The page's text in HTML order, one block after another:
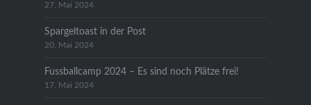
27. Mai 2024
Spargeltoast in der Post
20. Mai 2024
Fussballcamp 2024 – Es sind noch Plätze frei!
17. Mai 2024